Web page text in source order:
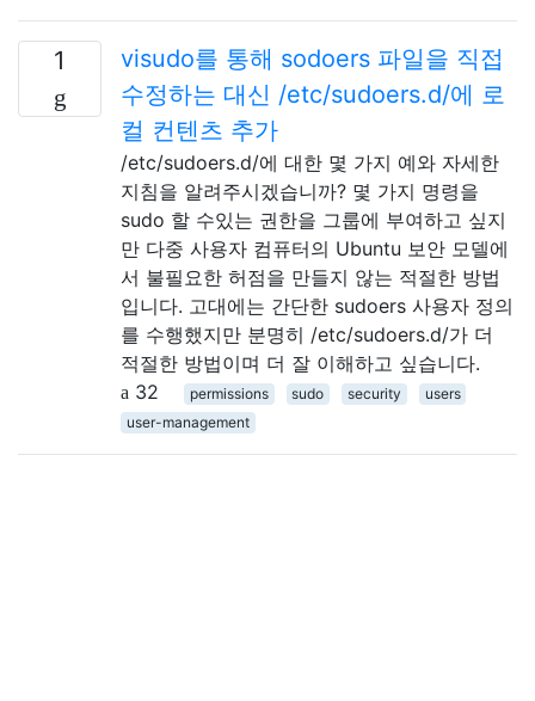
1
visudo를 통해 sodoers 파일을 직접
수정하는 대신 /etc/sudoers.d/에 로
컬 컨텐츠 추가
/etc/sudoers.d/에 대한 몇 가지 예와 자세한
지침을 알려주시겠습니까? 몇 가지 명령을
sudo 할 수있는 권한을 그룹에 부여하고 싶지
만 다중 사용자 컴퓨터의 Ubuntu 보안 모델에
서 불필요한 허점을 만들지 않는 적절한 방법
입니다. 고대에는 간단한 sudoers 사용자 정의
를 수행했지만 분명히 /etc/sudoers.d/가 더
적절한 방법이며 더 잘 이해하고 싶습니다.
32
permissions sudo security
users
user-management